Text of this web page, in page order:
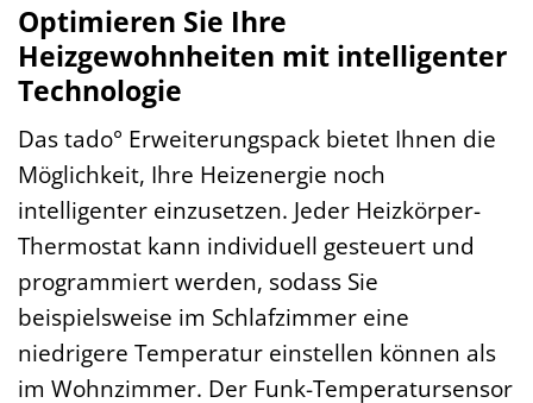
Optimieren Sie Ihre
Heizgewohnheiten mit intelligenter
Technologie
Das tado° Erweiterungspack bietet Ihnen die
Möglichkeit, Ihre Heizenergie noch
intelligenter einzusetzen. Jeder Heizkörper-
Thermostat kann individuell gesteuert und
programmiert werden, sodass Sie
beispielsweise im Schlafzimmer eine
niedrigere Temperatur einstellen können als
im Wohnzimmer. Der Funk-Temperatursensor